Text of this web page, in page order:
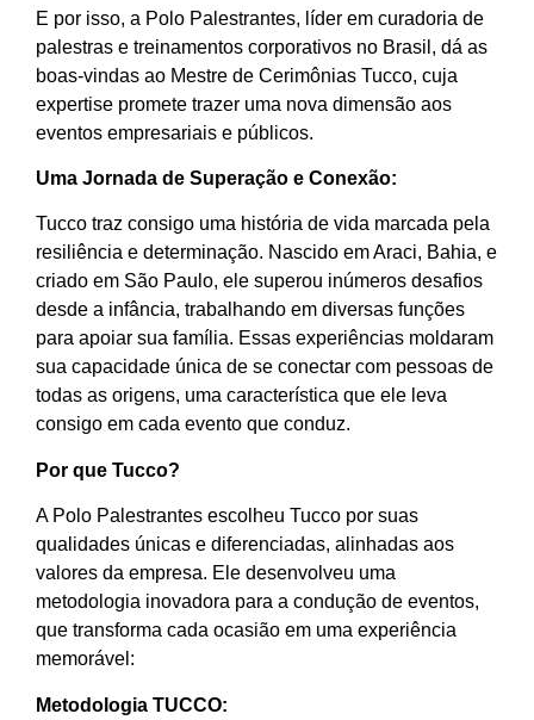
E por isso, a Polo Palestrantes, líder em curadoria de
palestras e treinamentos corporativos no Brasil, dá as
boas-vindas ao Mestre de Cerimônias Tucco, cuja
expertise promete trazer uma nova dimensão aos
eventos empresariais e públicos.
Uma Jornada de Superação e Conexão:
Tucco traz consigo uma história de vida marcada pela
resiliência e determinação. Nascido em Araci, Bahia, e
criado em São Paulo, ele superou inúmeros desafios
desde a infância, trabalhando em diversas funções
para apoiar sua família. Essas experiências moldaram
sua capacidade única de se conectar com pessoas de
todas as origens, uma característica que ele leva
consigo em cada evento que conduz.
Por que Tucco?
A Polo Palestrantes escolheu Tucco por suas
qualidades únicas e diferenciadas, alinhadas aos
valores da empresa. Ele desenvolveu uma
metodologia inovadora para a condução de eventos,
que transforma cada ocasião em uma experiência
memorável:
Metodologia TUCCO: